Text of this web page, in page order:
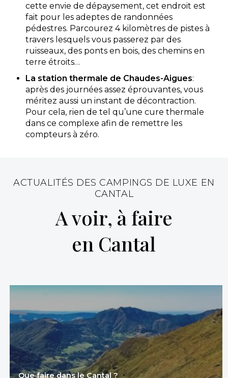
cette envie de dépaysement, cet endroit est
fait pour les adeptes de randonnées
pédestres. Parcourez 4 kilomètres de pistes à
travers lesquels vous passerez par des
ruisseaux, des ponts en bois, des chemins en
terre étroits…
La station thermale de Chaudes-Aigues:
après des journées assez éprouvantes, vous
méritez aussi un instant de décontraction.
Pour cela, rien de tel qu’une cure thermale
dans ce complexe afin de remettre les
compteurs à zéro.
ACTUALITÉS DES CAMPINGS DE LUXE EN
CANTAL
A voir, à faire
en Cantal
Que faire dans le Cantal ?